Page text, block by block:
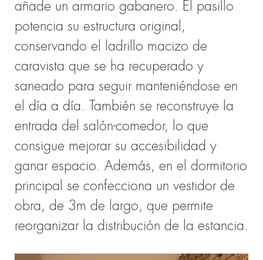
añade un armario gabanero. El pasillo
potencia su estructura original,
conservando el ladrillo macizo de
caravista que se ha recuperado y
saneado para seguir manteniéndose en
el día a día. También se reconstruye la
entrada del salón-comedor, lo que
consigue mejorar su accesibilidad y
ganar espacio. Además, en el dormitorio
principal se confecciona un vestidor de
obra, de 3m de largo, que permite
reorganizar la distribución de la estancia.